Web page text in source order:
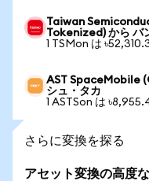
Taiwan
Tokenized) から バ
1 TSMon は
AST SpaceMobile
シュ・タカ
1 ASTSon は
さらに変換を探る
アセット変換の高度